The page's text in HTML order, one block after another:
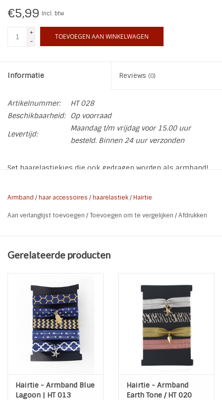
€5,99 Incl. btw
+
-
TOEVOEGEN AAN WINKELWAGEN
Informatie Reviews (0)
Artikelnummer:
HT 028
Beschikbaarheid:
Op voorraad
Levertijd:
Maandag t/m vrijdag voor 15.00 uur
besteld. Binnen 24 uur verzonden
Set haarelastiekjes die ook gedragen worden als armband!
zacht glanzend elastiek. Mix verschillende kleuren door
omvang aan te passen door de knoop aan de achterzijde.
* Materiaal bedels: Metaallegering gold plated
* Nikkelvrij
Armband /haar accessoires /haarelastiek/Hairtie
Aan verlanglijst toevoegen /Toevoegen om te vergelijken /Afdrukken
Gerelateerde producten
Hairtie - Armband Blue
Lagoon | HT 013
Hairtie - Armband
Earth Tone / HT 020